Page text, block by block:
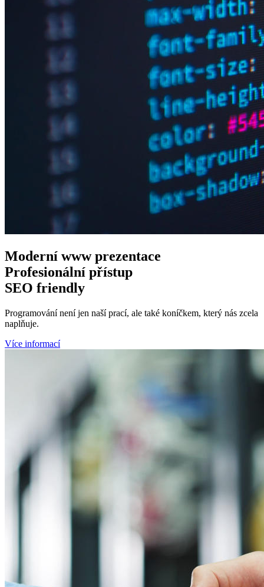
Moderní wwwprezentace
Profesionální přístup
SEO friendly
Programování není jen naší prací, ale také koníčkem, který nás zcela
naplňuje.
Více informací